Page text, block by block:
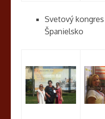
Svetový
Španielsko